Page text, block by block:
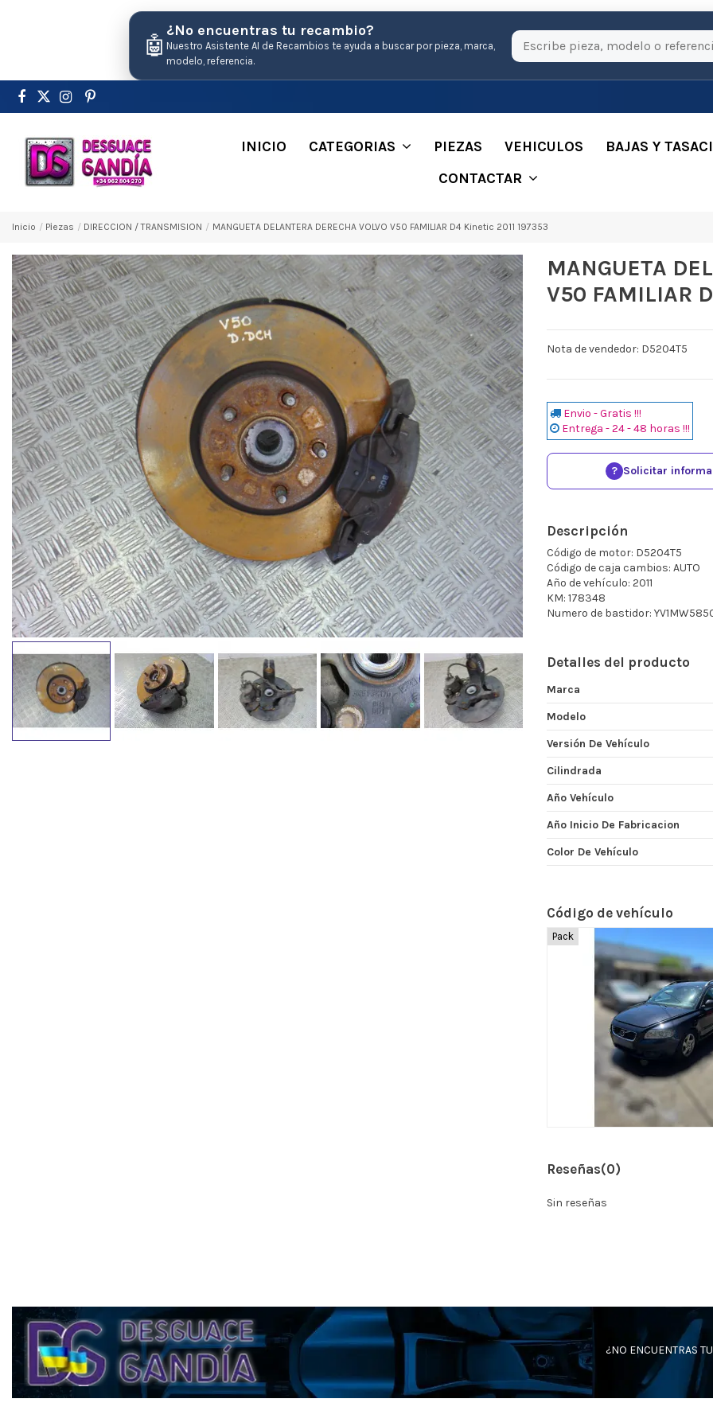
🤖
¿No encuentras tu recambio?
Nuestro Asistente AI de Recambios te ayuda a buscar por pieza, marca,
modelo, referencia.
INICIO CATEGORIAS PIEZAS VEHICULOS
BAJAS Y
CONTACTAR
Inicio Pіezas DIRECCION / TRANSMISION MANGUETA DELANTERA DERECHA VOLVO V50 FAMILIAR D4 Kinetic 2011 197353
MANGUETA
V50 FAMILIAR
Nota de vendedor: D5204T5
Envio - Gratis !!!
Entrega - 24 - 48 horas !!!
? Solicitar
Descripción
Código de motor: D5204T5
Código de caja cambios: AUTO
Año de vehículo: 2011
KM: 178348
Numero de bastidor:
Detalles del producto
Marca
Modelo
Versión De Vehículo
Cilindrada
Año Vehículo
Año Inicio De Fabricacion
Color De Vehículo
Código de vehículo
Pack
Reseñas(0)
Sin reseñas
¿NO ENCUENTRAS